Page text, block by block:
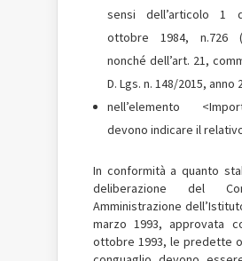
sensi dell’articolo 1
ottobre 1984, n.726
nonché dell’art. 21,
D. Lgs. n. 148/2015, anno
nell’elemento
devono indicare il
In conformità a quanto
deliberazione del
Amministrazione
marzo 1993, approvata
ottobre 1993, le predette